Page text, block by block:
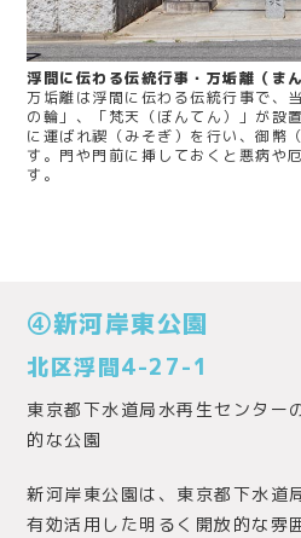
浮間に伝わる伝統行事・万垢離（まん
万垢離は浮間に伝わる伝統行事で、
の輪」、「梵天（ぼんてん）」が設
に運ばれ禊（みそぎ）を行い、御幣
す。門や門前に挿しておくと悪病や
す。
④新河岸東公園
北区浮間4-27-1
東京都下水道局水再生センター
的な公園
新河岸東公園は、東京都下水道
有効活用した明るく開放的な雰